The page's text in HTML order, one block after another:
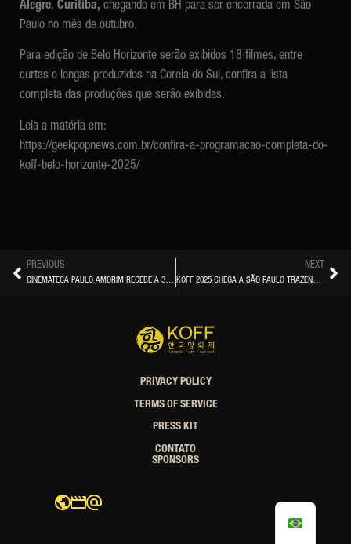
Alegre, Curitiba, chegando em BH para ser encerrada em São
Paulo no mês de outubro.
Para edição de Belo Horizonte serão exibidos 18 filmes, entre
curtas e longas produzidos na Coreia do Sul, confira a lista
completa das produções que serão exibidas.
Leia a matéria em:
https://geekpopnews.com.br/confira-a-programacao-completa-do-
koff-belo-horizonte-2025/
PREVIOUS
CINEMATECA PAULO AMORIM RECEBE A 3ª EDIÇÃO DO FESTIVAL DE CINEMA COREANO “KOFF”
NEXT
KOFF 2025 CHEGA A SÃO PAULO TRAZENDO FILMES COM HYUN BIN, KANG HA-NEUL E MAIS
PRIVACY POLICY
TERMS OF SERVICE
PRESS KIT
CONTATO
SPONSORS